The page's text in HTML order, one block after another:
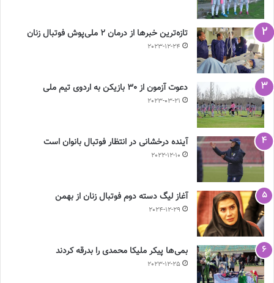
تازه‌ترین خبرها از درمان ۲ ملی‌پوش فوتبال زنان
2023-12-24
دعوت آزمون از 30 بازیکن به اردوی تیم ملی
2023-03-21
آینده درخشانی در انتظار فوتبال بانوان است
2022-12-10
آغاز لیگ دسته دوم فوتبال زنان از بهمن
2024-12-29
بمی‌ها پیکر ملیکا محمدی را بدرقه کردند
2023-12-25